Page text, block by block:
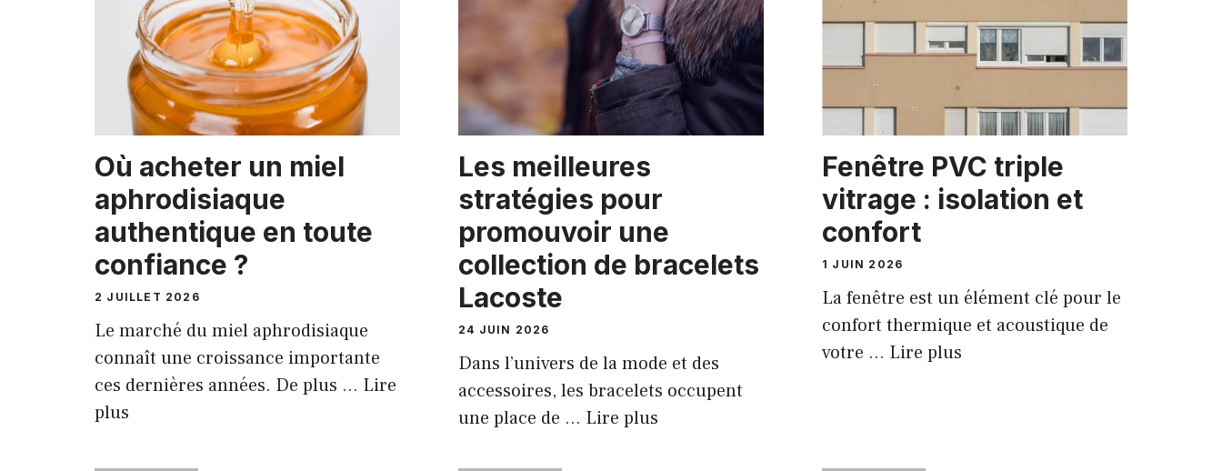
Où acheter un miel
aphrodisiaque
authentique en toute
confiance ?
2 JUILLET 2026
Le marché du miel aphrodisiaque
connaît une croissance importante
ces dernières années. De plus … Lire
plus
Les meilleures
stratégies pour
promouvoir une
collection de bracelets
Lacoste
24 JUIN 2026
Dans l’univers de la mode et des
accessoires, les bracelets occupent
une place de … Lire plus
Fenêtre PVC triple
vitrage : isolation et
confort
1 JUIN 2026
La fenêtre est un élément clé pour le
confort thermique et acoustique de
votre … Lire plus